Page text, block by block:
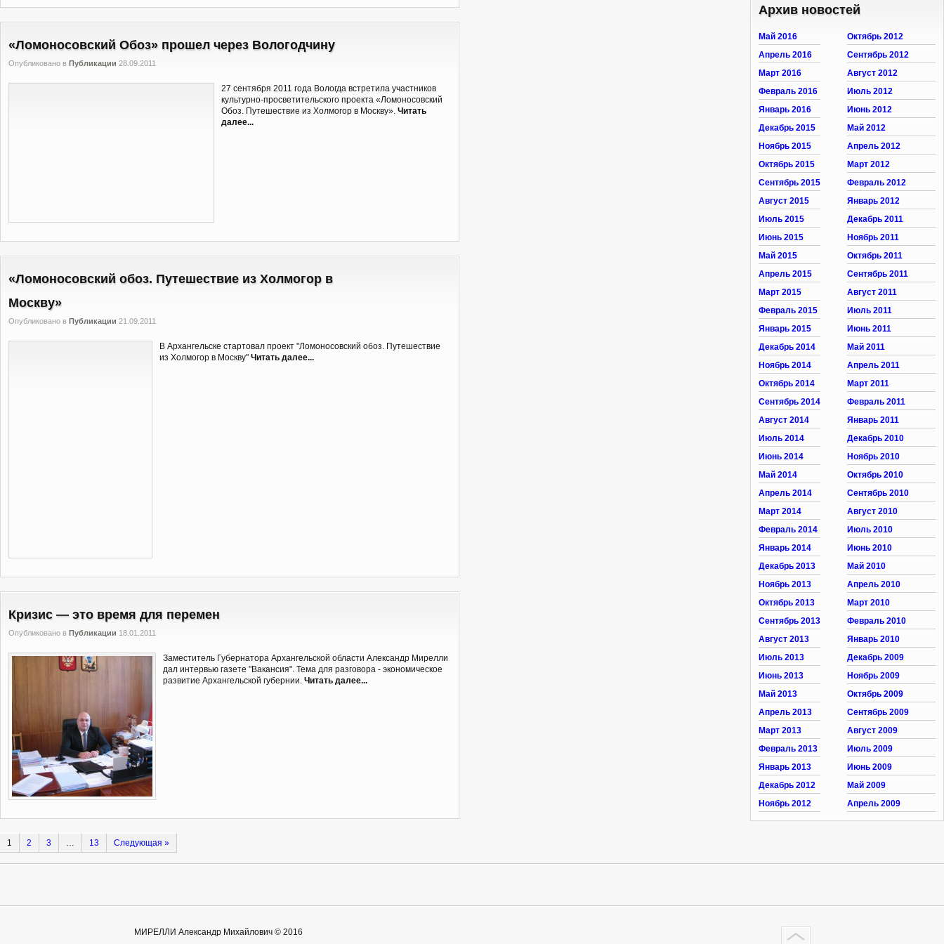
«Ломоносовский Обоз» прошел через Вологодчину
Опубликовано в Публикации 28.09.2011
27 сентября 2011 года Вологда встретила участников
культурно-просветительского проекта «Ломоносовский
Обоз. Путешествие из Холмогор в Москву». Читать
далее...
«Ломоносовский обоз. Путешествие из Холмогор в
Москву»
Опубликовано в Публикации 21.09.2011
В Архангельске стартовал проект "Ломоносовский обоз. Путешествие
из Холмогор в Москву" Читать далее...
Кризис — это время для перемен
Опубликовано в Публикации 18.01.2011
Заместитель Губернатора Архангельской области Александр Мирелли
дал интервью газете "Вакансия". Тема для разговора - экономическое
развитие Архангельской губернии. Читать далее...
1 2 3 … 13 Cледующая »
Архив новостей
Май 2016
Апрель 2016
Март 2016
Февраль 2016
Январь 2016
Декабрь 2015
Ноябрь 2015
Октябрь 2015
Сентябрь 2015
Август 2015
Июль 2015
Июнь 2015
Май 2015
Апрель 2015
Март 2015
Февраль 2015
Январь 2015
Декабрь 2014
Ноябрь 2014
Октябрь 2014
Сентябрь 2014
Август 2014
Июль 2014
Июнь 2014
Май 2014
Апрель 2014
Март 2014
Февраль 2014
Январь 2014
Декабрь 2013
Ноябрь 2013
Октябрь 2013
Сентябрь 2013
Август 2013
Июль 2013
Июнь 2013
Май 2013
Апрель 2013
Март 2013
Февраль 2013
Январь 2013
Декабрь 2012
Ноябрь 2012
Октябрь 2012
Сентябрь 2012
Август 2012
Июль 2012
Июнь 2012
Май 2012
Апрель 2012
Март 2012
Февраль 2012
Январь 2012
Декабрь 2011
Ноябрь 2011
Октябрь 2011
Сентябрь 2011
Август 2011
Июль 2011
Июнь 2011
Май 2011
Апрель 2011
Март 2011
Февраль 2011
Январь 2011
Декабрь 2010
Ноябрь 2010
Октябрь 2010
Сентябрь 2010
Август 2010
Июль 2010
Июнь 2010
Май 2010
Апрель 2010
Март 2010
Февраль 2010
Январь 2010
Декабрь 2009
Ноябрь 2009
Октябрь 2009
Сентябрь 2009
Август 2009
Июль 2009
Июнь 2009
Май 2009
Апрель 2009
МИРЕЛЛИ Александр Михайлович © 2016